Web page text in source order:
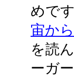
めで
宙か
を読
ーガ